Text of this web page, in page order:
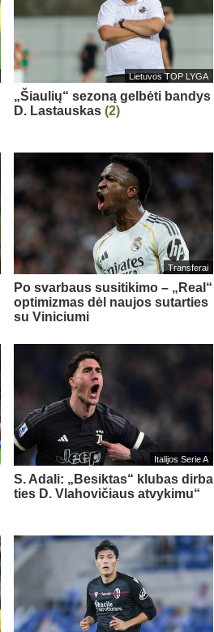
Lietuvos TOP LYGA
„Šiaulių“ sezoną gelbėti bandys
D. Lastauskas (2)
Transferai
Po svarbaus susitikimo – „Real“
optimizmas dėl naujos sutarties
su Viniciumi
Italijos Serie A
S. Adali: „Besiktas“ klubas dirba
ties D. Vlahovičiaus atvykimu“